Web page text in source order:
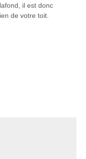
il est donc
de votre toit.